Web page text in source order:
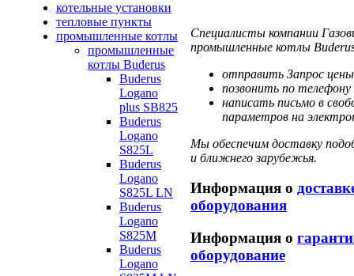
котельные установки
тепловые пункты
промышленные котлы
промышленные
котлы Buderus
Buderus
Logano
plus SB825
Buderus
Logano
S825L
Buderus
Logano
S825L LN
Buderus
Logano
S825M
Buderus
Logano
Специалисты компании
промышленные котлы
отправить Запрос цены
позвонить по
написать письмо в
параметров на
Мы обеспечим доставку
и ближнего зарубежья.
Информация о
оборудования
Информация о
оборудование